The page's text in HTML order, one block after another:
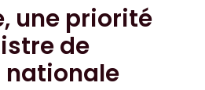
une priorité
de
nationale